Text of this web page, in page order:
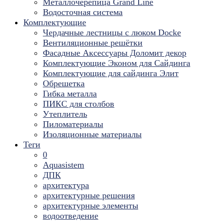
Металлочерепица Grand Line
Водосточная система
Комплектующие
Чердачные лестницы с люком Docke
Вентиляционные решётки
Фасадные Аксессуары Доломит декор
Комплектующие Эконом для Сайдинга
Комплектующие для cайдинга Элит
Обрешетка
Гибка металла
ПИКС для столбов
Утеплитель
Пиломатериалы
Изоляционные материалы
Теги
0
Aquasistem
ДПК
архитектура
архитектурные решения
архитектурные элементы
водоотведение